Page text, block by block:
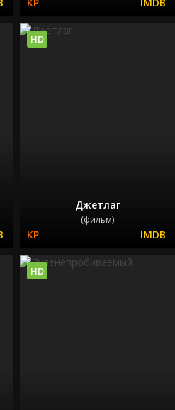
Джетлаг
(фильм)
HD
HD